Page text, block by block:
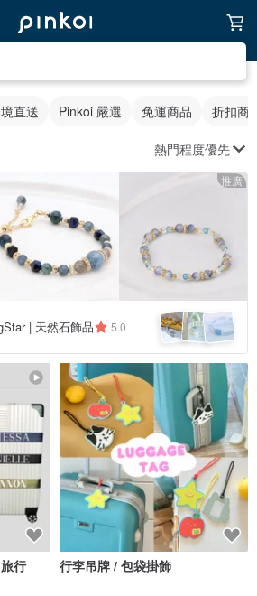
直送 Pinkoi 嚴選 免運商品 折扣商
熱門程度優先
推廣
| 天然石飾品 5.0
行
行李吊牌 / 包袋掛飾